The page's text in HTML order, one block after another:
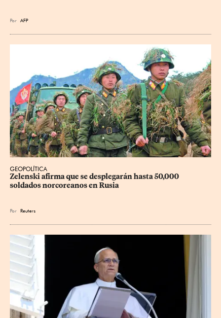
Por AFP
GEOPOLÍTICA
Zelenski afirma que se desplegarán hasta 50,000
soldados norcoreanos en Rusia
Por Reuters